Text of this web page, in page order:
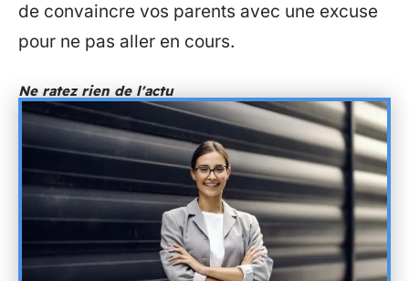
de convaincre vos parents avec une excuse
pour ne pas aller en cours.
Ne ratez rien de l'actu